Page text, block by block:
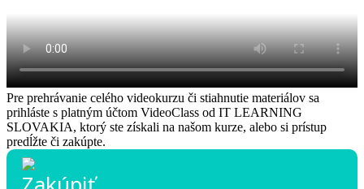
Pre prehrávanie celého videokurzu či stiahnutie materiálov sa
prihláste s platným účtom VideoClass od IT LEARNING
SLOVAKIA, ktorý ste získali na našom kurze, alebo si prístup
predĺžte či zakúpte.